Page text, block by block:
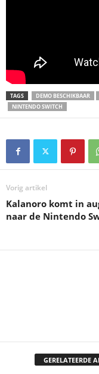
TAGS DEMO BESCHIKBAAR
NINTENDO SWITCH
Vorig artikel
Kalanoro komt in
naar de Nintendo
GERELATEERDE